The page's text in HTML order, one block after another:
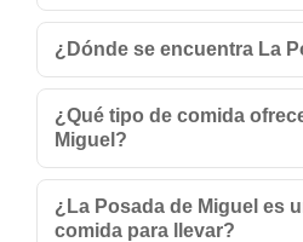
¿Dónde se encuentra La
¿Qué tipo de comida
Miguel?
¿La Posada de Miguel es
comida para llevar?